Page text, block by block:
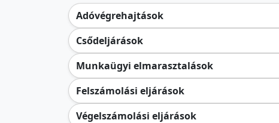
Adóvégrehajtások
Csődeljárások
Munkaügyi elmarasztalások
Felszámolási eljárások
Végelszámolási eljárások